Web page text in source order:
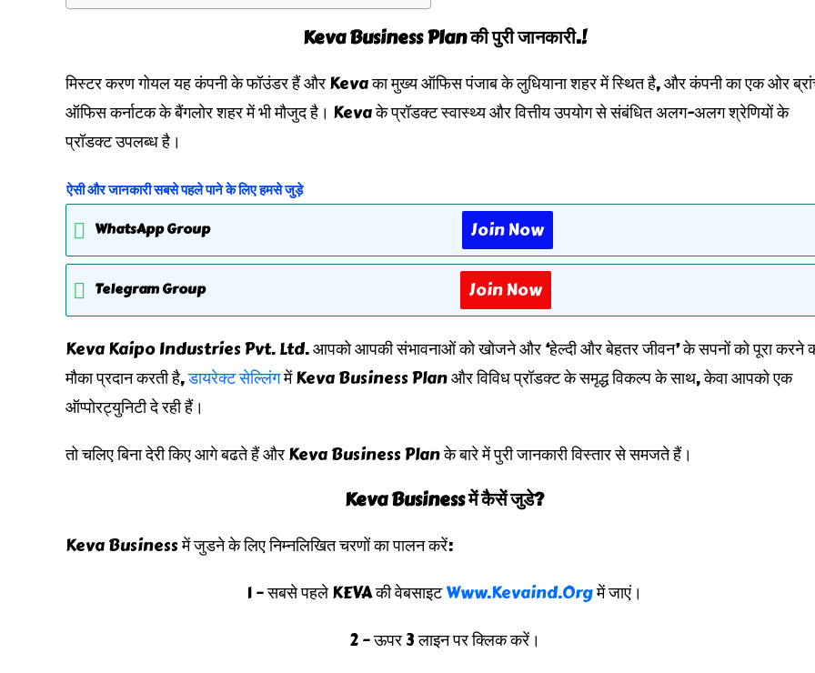
Keva Business Plan की पुरी जानकारी.!
मिस्टर करण गोयल यह कंपनी के फॉउंडर हैं और Keva का मुख्य ऑफिस पंजाब के लुधियाना शहर में स्थित है, और कंपनी का एक ओर
ऑफिस कर्नाटक के बैंगलोर शहर में भी मौजुद है। Keva के प्रॉडक्ट स्वास्थ्य और वित्तीय उपयोग से संबंधित अलग-अलग श्रेणियों के
प्रॉडक्ट उपलब्ध है।
ऐसी और जानकारी सबसे पहले पाने के लिए हमसे जुड़े
WhatsApp Group
Join Now
Telegram Group Join Now
Keva Kaipo Industries Pvt. Ltd. आपको आपकी संभावनाओं को खोजने और ‘हेल्दी और बेहतर जीवन’ के सपनों को पूरा करने
मौका प्रदान करती है,डायरेक्ट सेल्लिंगमें Keva Business Plan और विविध प्रॉडक्ट के समृद्ध विकल्प के साथ, केवा आपको एक
ऑप्पोरट्युनिटी दे रही हैं।
तो चलिए बिना देरी किए आगे बढते हैं और Keva Business Plan के बारे में पुरी जानकारी विस्तार से समजते हैं।
Keva Business में कैसें जुडे?
Keva Business में जुडने के लिए निम्नलिखित चरणों का पालन करें:
1 – सबसे पहले KEVA की वेबसाइटWww.kevaind.orgमें जाएं।
2 – ऊपर 3 लाइन पर क्लिक करें।